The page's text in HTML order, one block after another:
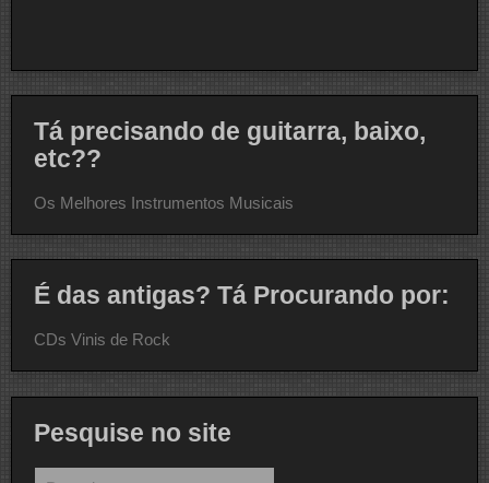
Tá precisando de guitarra, baixo,
etc??
Os Melhores Instrumentos Musicais
É das antigas? Tá Procurando por:
CDs Vinis de Rock
Pesquise no site